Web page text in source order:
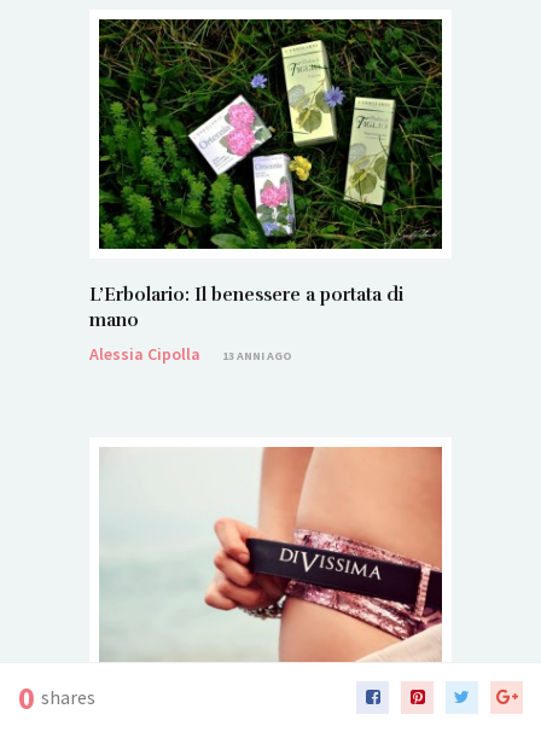
L’Erbolario: Il benessere a portata di
mano
Alessia Cipolla
13 ANNI AGO
Divissima Bikini: More than a Diva!
0 shares